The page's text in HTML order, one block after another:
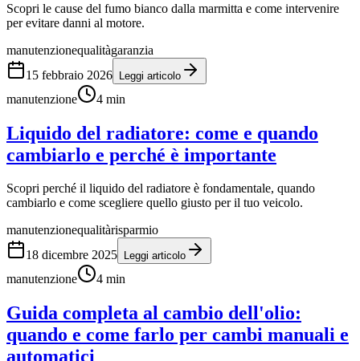
Scopri le cause del fumo bianco dalla marmitta e come intervenire
per evitare danni al motore.
manutenzionequalitàgaranzia
15 febbraio 2026 Leggi articolo
manutenzione 4 min
Liquido del radiatore: come e quando
cambiarlo e perché è importante
Scopri perché il liquido del radiatore è fondamentale, quando
cambiarlo e come scegliere quello giusto per il tuo veicolo.
manutenzionequalitàrisparmio
18 dicembre 2025
Leggi articolo
manutenzione 4 min
Guida completa al cambio dell'olio:
quando e come farlo per cambi manuali e
automatici